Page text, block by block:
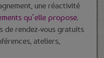
une réactivité
qu’elle propose.
de rendez-vous gratuits
ateliers,